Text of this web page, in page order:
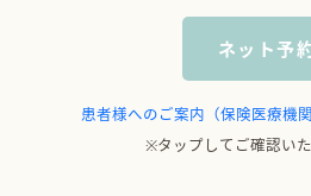
ネット予
患者様へのご案内（保険医療機
※タップしてご確認いた